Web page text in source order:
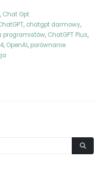
, Chat Gpt
, chatgpt darmowy,
programistów, ChatGPT Plus,
, OpenAI, porównanie